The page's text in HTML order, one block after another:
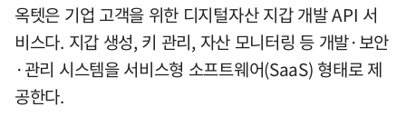
옥텟은 기업 고객을 위한 디지털자산 지갑 개발 API 서
비스다. 지갑 생성, 키 관리, 자산 모니터링 등 개발·보안
·관리 시스템을 서비스형 소프트웨어(SaaS) 형태로 제
공한다.